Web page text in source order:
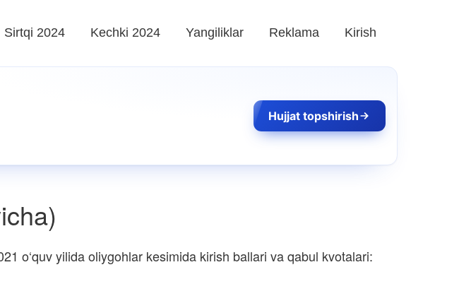
Sirtqi 2024 Kechki 2024 Yangiliklar Reklama Kirish
Hujjat topshirish
o‘quv yilida oliygohlar kesimida kirish ballari va qabul kvotalari: